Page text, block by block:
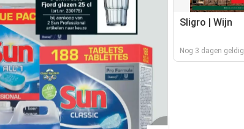
Sligro | Wijn
Nog 3 dagen geldig